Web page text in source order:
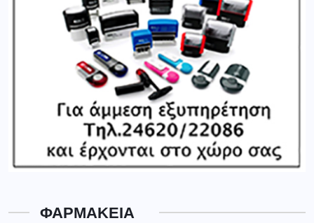
ΦΑΡΜΑΚΕΙΑ